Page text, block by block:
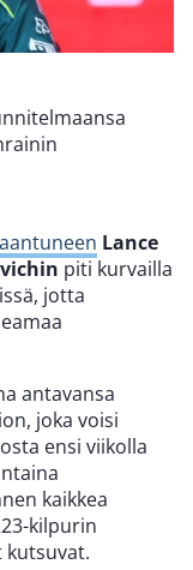
Lance
piti kurvailla
jotta
antavansa
joka voisi
ensi viikolla
kaikkea
kilpurin
kutsuvat.